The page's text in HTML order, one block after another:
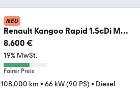
NEU
Renault Kangoo Rapid 1.5cDi Maxi
5Sitze Klima 8-fach LKW
8.600 €
19% MwSt.
Fairer Preis
108.000 km • 66 kW (90 PS) • Diesel